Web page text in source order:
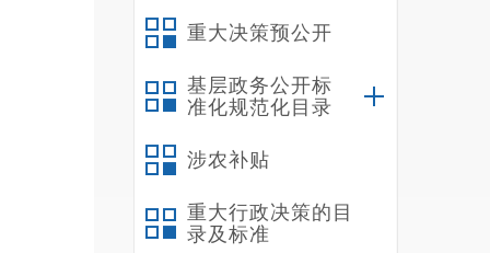
重大决策预公开
基层政务公开标
准化规范化目录
涉农补贴
重大行政决策的目
录及标准